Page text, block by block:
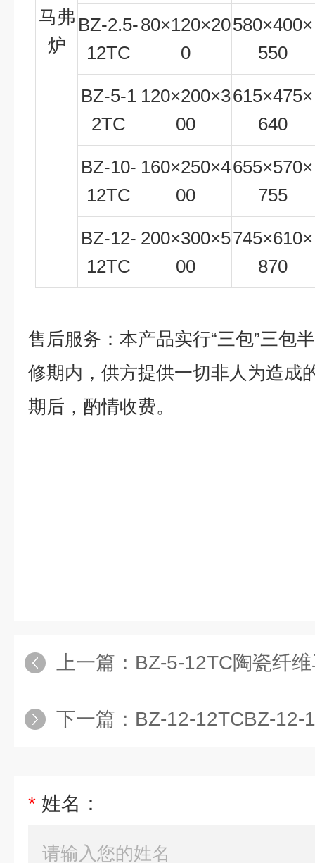
马弗
炉
BZ-2.5-
12TC
80×120×20
0
580×400×
550
BZ-5-1
2TC
120×200×3
00
615×475×
640
BZ-10-
12TC
160×250×4
00
655×570×
755
BZ-12-
12TC
200×300×5
00
745×610×
870
售后服务：本产品实行“三包”三包
修期内，供方提供一切非人为造成
期后，酌情收费。
上一篇： BZ-5-12TC陶瓷纤
下一篇： BZ-12-12TCBZ-12-12TC
* 姓名：